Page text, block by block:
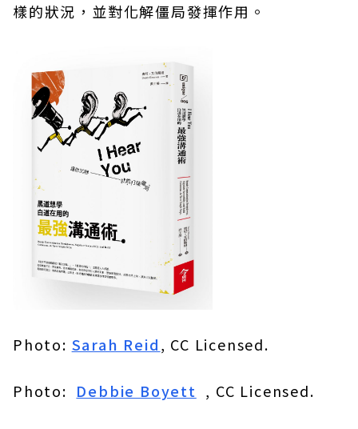
樣的狀況，並對化解僵局發揮作用。
Photo: Sarah Reid, CC Licensed.
Photo: Debbie Boyett , CC Licensed.